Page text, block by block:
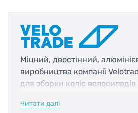
Міцний, двостінний,
виробництва компанії
для зборки коліс
поверхні і не може бути
Читати далі